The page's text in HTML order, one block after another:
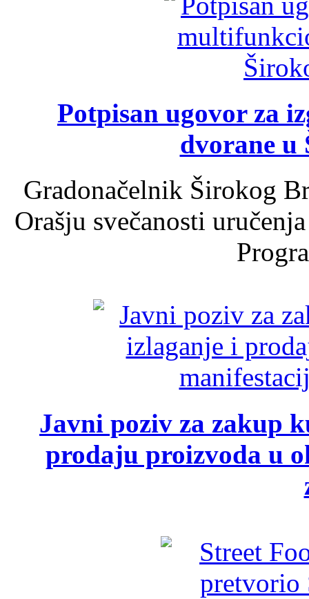
Potpisan ugovor za
dvorane u
Gradonačelnik Širokog
Orašju svečanosti
Javni poziv za zakup
prodaju proizvoda u